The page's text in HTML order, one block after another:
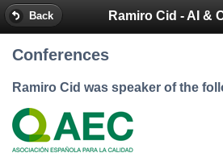
Back
Conferences
Ramiro Cid was speaker of the